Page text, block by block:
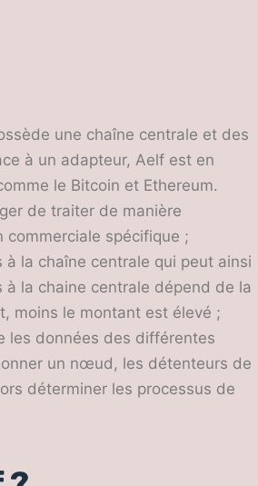
une chaîne centrale et des
à un adapteur, Aelf est en
le Bitcoin et Ethereum.
de traiter de manière
spécifique ;
la chaîne centrale qui peut ainsi
la chaine centrale dépend de la
moins le montant est élevé ;
les données des différentes
un nœud, les détenteurs de
déterminer les processus de